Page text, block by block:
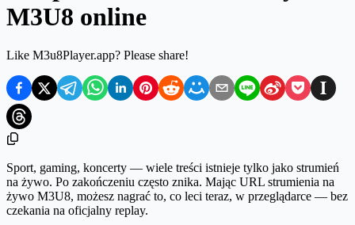
M3U8 online
Like M3u8Player.app? Please share!
Sport, gaming, koncerty — wiele treści istnieje tylko jako strumień
na żywo. Po zakończeniu często znika. Mając URL strumienia na
żywo M3U8, możesz nagrać to, co leci teraz, w przeglądarce — bez
czekania na oficjalny replay.